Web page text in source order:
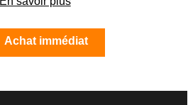
Achat immédiat